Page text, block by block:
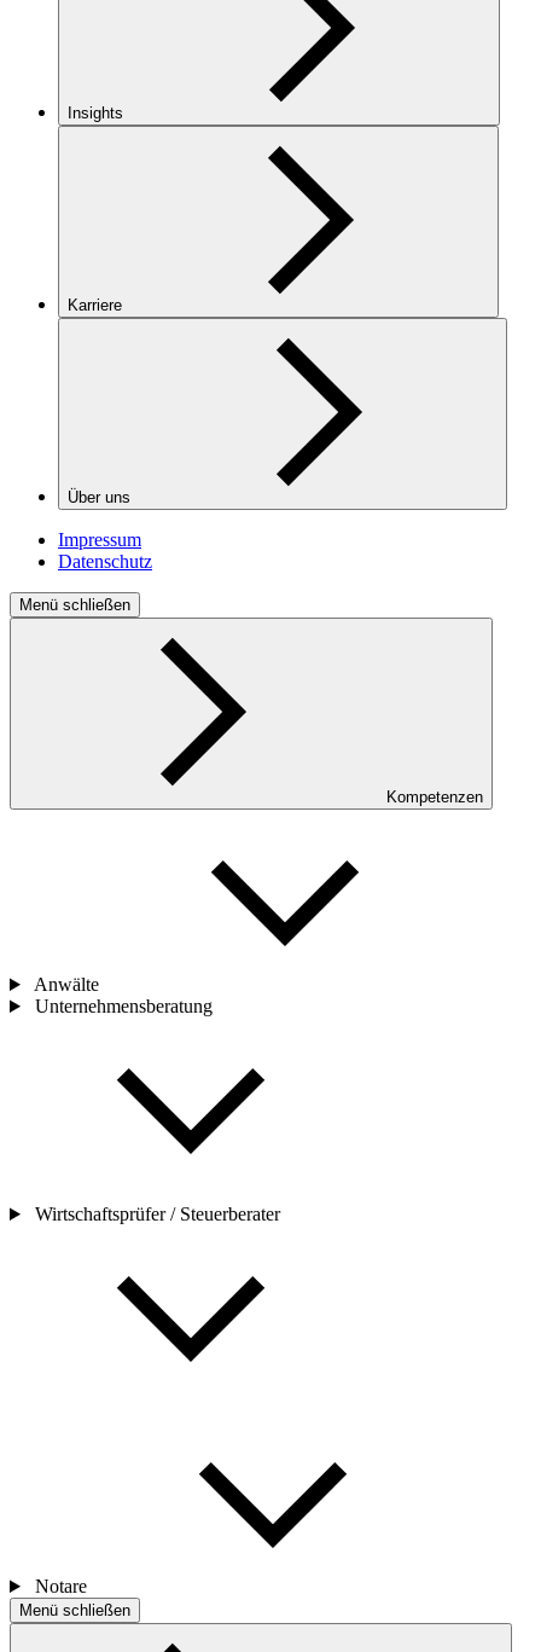
Insights
Karriere
Über uns
Impressum
Datenschutz
Menü schließen
Kompetenzen
Anwälte
Unternehmensberatung
Wirtschaftsprüfer / Steuerberater
Notare
Menü schließen